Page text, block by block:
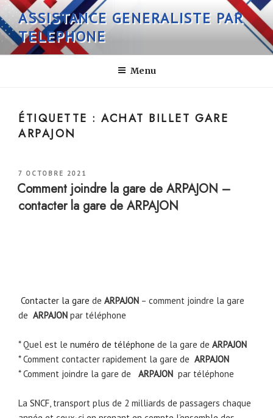
Aller
au
contenu
principal
ASSISTANCE GENERALISTE PAR
TELEPHONE
Menu
ÉTIQUETTE :ACHAT BILLET GARE
ARPAJON
PUBLIÉ
LE
7 OCTOBRE 2021
Comment joindre la gare de ARPAJON –
contacter la gare de ARPAJON
Contacter la gare de ARPAJON – comment joindre la gare
de ARPAJON par téléphone
* Quel est le numéro de téléphone de la gare de ARPAJON
* Comment contacter rapidement la gare de ARPAJON
* Comment joindre la gare de
ARPAJON par téléphone
La SNCF, transport plus de 2 milliards de passagers chaque